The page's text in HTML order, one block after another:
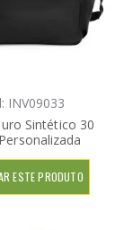
INV09033
Sintético 30
ESTE PRODUTO